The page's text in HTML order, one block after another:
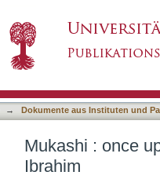
→ Dokumente aus Instituten und
Mukashi : once
Ibrahim